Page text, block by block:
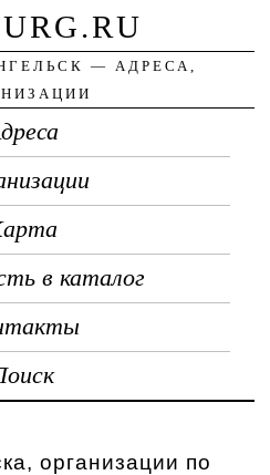
— АДРЕСА,
в каталог
организации по